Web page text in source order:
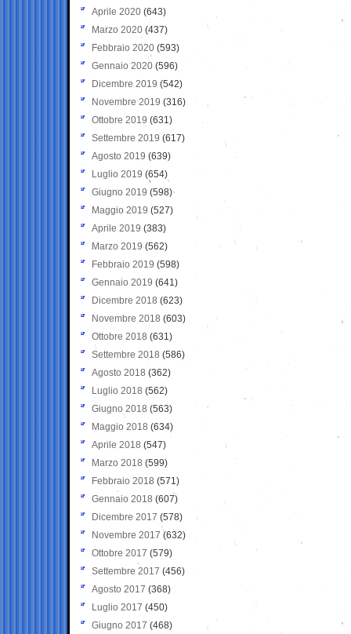
Aprile 2020 (643)
Marzo 2020 (437)
Febbraio 2020 (593)
Gennaio 2020 (596)
Dicembre 2019 (542)
Novembre 2019 (316)
Ottobre 2019 (631)
Settembre 2019 (617)
Agosto 2019 (639)
Luglio 2019 (654)
Giugno 2019 (598)
Maggio 2019 (527)
Aprile 2019 (383)
Marzo 2019 (562)
Febbraio 2019 (598)
Gennaio 2019 (641)
Dicembre 2018 (623)
Novembre 2018 (603)
Ottobre 2018 (631)
Settembre 2018 (586)
Agosto 2018 (362)
Luglio 2018 (562)
Giugno 2018 (563)
Maggio 2018 (634)
Aprile 2018 (547)
Marzo 2018 (599)
Febbraio 2018 (571)
Gennaio 2018 (607)
Dicembre 2017 (578)
Novembre 2017 (632)
Ottobre 2017 (579)
Settembre 2017 (456)
Agosto 2017 (368)
Luglio 2017 (450)
Giugno 2017 (468)